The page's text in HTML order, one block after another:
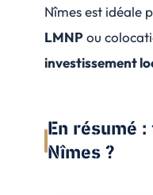
Nîmes est idéale
LMNPou
investissement
En résumé
Nîmes ?